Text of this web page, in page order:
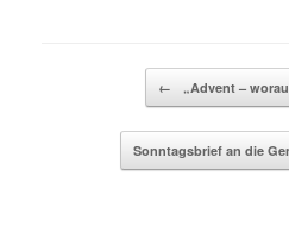
← „Advent –
Sonntagsbrief an die